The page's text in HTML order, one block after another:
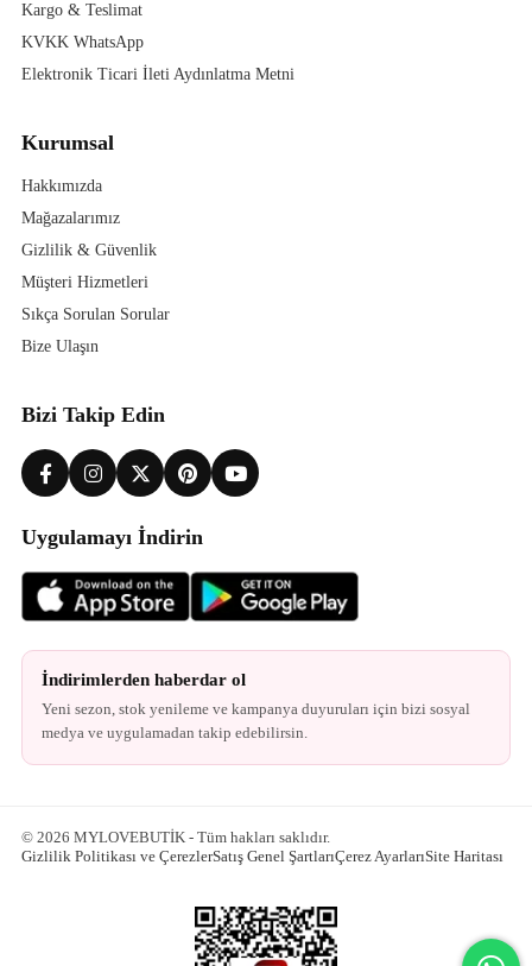
Kargo & Teslimat
KVKK WhatsApp
Elektronik Ticari İleti Aydınlatma Metni
Kurumsal
Hakkımızda
Mağazalarımız
Gizlilik & Güvenlik
Müşteri Hizmetleri
Sıkça Sorulan Sorular
Bize Ulaşın
Bizi Takip Edin
Uygulamayı İndirin
İndirimlerden haberdar ol
Yeni sezon, stok yenileme ve kampanya duyuruları için bizi sosyal
medya ve uygulamadan takip edebilirsin.
© 2026 MYLOVEBUTİK - Tüm hakları saklıdır.
Gizlilik Politikası ve ÇerezlerSatış Genel ŞartlarıÇerez AyarlarıSite Haritası